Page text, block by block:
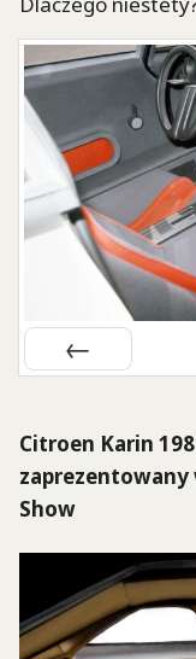
Citroen Karin
zaprezentowany
Show